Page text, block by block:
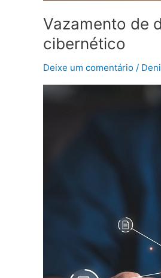
Vazamento de
cibernético
Deixe um comentário /